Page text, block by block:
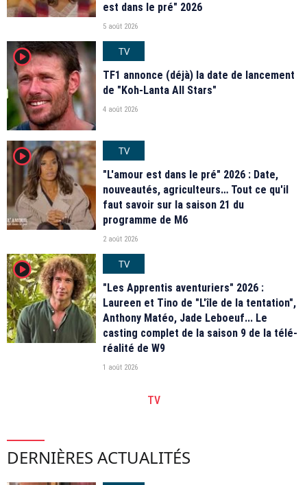
est dans le pré" 2026
5 août 2026
player2
TV
TF1 annonce (déjà) la date de lancement
de "Koh-Lanta All Stars"
4 août 2026
player2
TV
"L'amour est dans le pré" 2026 : Date,
nouveautés, agriculteurs… Tout ce qu'il
faut savoir sur la saison 21 du
programme de M6
2 août 2026
player2
TV
"Les Apprentis aventuriers" 2026 :
Laureen et Tino de "L'île de la tentation",
Anthony Matéo, Jade Leboeuf... Le
casting complet de la saison 9 de la télé-
réalité de W9
1 août 2026
TV
DERNIÈRES ACTUALITÉS